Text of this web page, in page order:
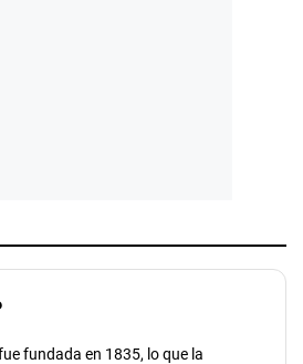
fundada en 1835, lo que la